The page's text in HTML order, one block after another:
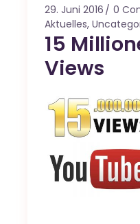
29. Juni 2016
0
Aktuelles,
15
Views